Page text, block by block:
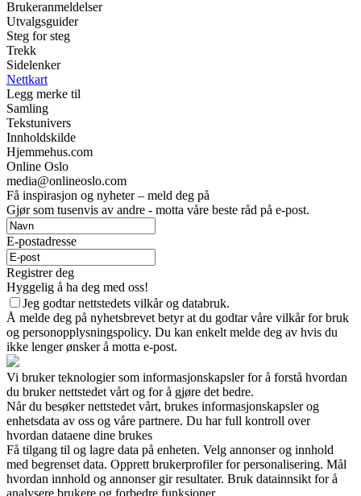
Brukeranmeldelser
Utvalgsguider
Steg for steg
Trekk
Sidelenker
Nettkart
Legg merke til
Samling
Tekstunivers
Innholdskilde
Hjemmehus.com
Online Oslo
media@onlineoslo.com
Få inspirasjon og nyheter – meld deg på
Gjør som tusenvis av andre - motta våre beste råd på e-post.
E-postadresse
Registrer deg
Hyggelig å ha deg med oss!
Jeg godtar nettstedets vilkår og databruk.
Å melde deg på nyhetsbrevet betyr at du godtar våre vilkår for bruk
og personopplysningspolicy. Du kan enkelt melde deg av hvis du
ikke lenger ønsker å motta e-post.
Vi bruker teknologier som informasjonskapsler for å forstå hvordan
du bruker nettstedet vårt og for å gjøre det bedre.
Når du besøker nettstedet vårt, brukes informasjonskapsler og
enhetsdata av oss og våre partnere. Du har full kontroll over
hvordan dataene dine brukes
Få tilgang til og lagre data på enheten. Velg annonser og innhold
med begrenset data. Opprett brukerprofiler for personalisering. Mål
hvordan innhold og annonser gir resultater. Bruk datainnsikt for å